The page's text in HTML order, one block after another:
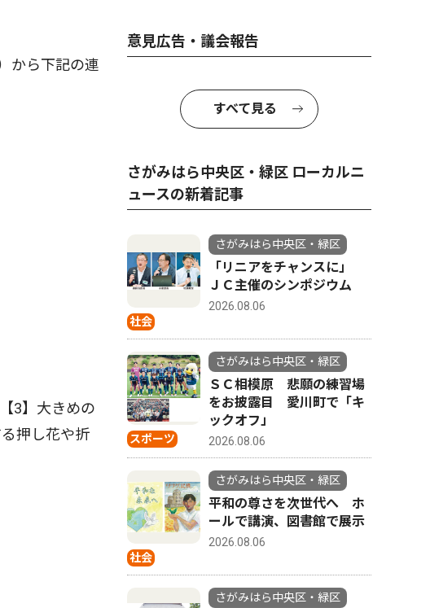
から下記の連
3】大きめの
押し花や折
意見広告・議会報告
すべて見る
さがみはら中央区・緑区 ローカルニ
ュースの新着記事
社会
さがみはら中央区・緑区
「リニアをチャンスに」
ＪＣ主催のシンポジウム
2026.08.06
スポーツ
さがみはら中央区・緑区
ＳＣ相模原 悲願の練習場
をお披露目 愛川町で「キ
ックオフ」
2026.08.06
社会
さがみはら中央区・緑区
平和の尊さを次世代へ ホ
ールで講演、図書館で展示
2026.08.06
さがみはら中央区・緑区